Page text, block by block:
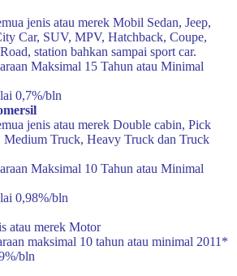
jenis atau merek Mobil Sedan, Jeep,
Car, SUV, MPV, Hatchback, Coupe,
station bahkan sampai sport car.
Maksimal 15 Tahun atau Minimal
0,7%/bln
jenis atau merek Double cabin, Pick
Truck, Heavy Truck dan Truck
Maksimal 10 Tahun atau Minimal
0,98%/bln
atau merek Motor
maksimal 10 tahun atau minimal 2011*
bln